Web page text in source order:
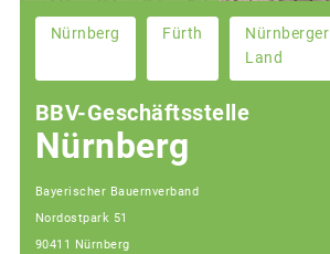
Nürnberg Fürth
Nürnberger
Land
BBV-Geschäftsstelle
Nürnberg
Bayerischer Bauernverband
Nordostpark 51
90411 Nürnberg